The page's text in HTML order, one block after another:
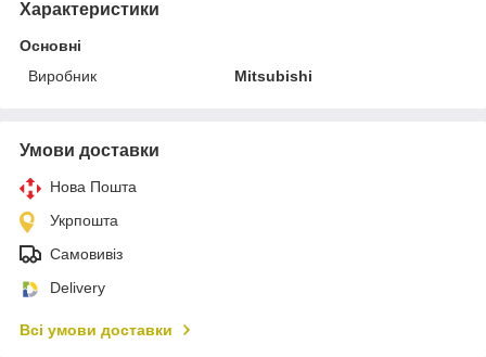
Характеристики
Основні
Виробник
Mitsubishi
Умови доставки
Нова Пошта
Укрпошта
Самовивіз
Delivery
Всі умови доставки